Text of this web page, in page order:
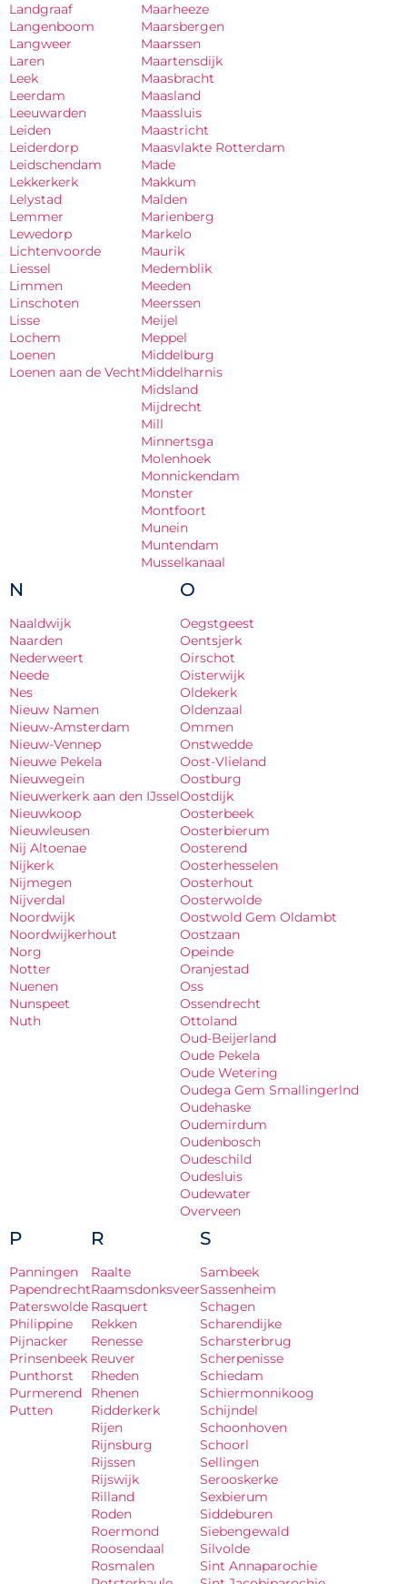
Landgraaf
Langenboom
Langweer
Laren
Leek
Leerdam
Leeuwarden
Leiden
Leiderdorp
Leidschendam
Lekkerkerk
Lelystad
Lemmer
Lewedorp
Lichtenvoorde
Liessel
Limmen
Linschoten
Lisse
Lochem
Loenen
Loenen aan de Vecht
Maarheeze
Maarsbergen
Maarssen
Maartensdijk
Maasbracht
Maasland
Maassluis
Maastricht
Maasvlakte Rotterdam
Made
Makkum
Malden
Marienberg
Markelo
Maurik
Medemblik
Meeden
Meerssen
Meijel
Meppel
Middelburg
Middelharnis
Midsland
Mijdrecht
Mill
Minnertsga
Molenhoek
Monnickendam
Monster
Montfoort
Munein
Muntendam
Musselkanaal
N
Naaldwijk
Naarden
Nederweert
Neede
Nes
Nieuw Namen
Nieuw-Amsterdam
Nieuw-Vennep
Nieuwe Pekela
Nieuwegein
Nieuwerkerk aan den IJssel
Nieuwkoop
Nieuwleusen
Nij Altoenae
Nijkerk
Nijmegen
Nijverdal
Noordwijk
Noordwijkerhout
Norg
Notter
Nuenen
Nunspeet
Nuth
O
Oegstgeest
Oentsjerk
Oirschot
Oisterwijk
Oldekerk
Oldenzaal
Ommen
Onstwedde
Oost-Vlieland
Oostburg
Oostdijk
Oosterbeek
Oosterbierum
Oosterend
Oosterhesselen
Oosterhout
Oosterwolde
Oostwold Gem Oldambt
Oostzaan
Opeinde
Oranjestad
Oss
Ossendrecht
Ottoland
Oud-Beijerland
Oude Pekela
Oude Wetering
Oudega Gem Smallingerlnd
Oudehaske
Oudemirdum
Oudenbosch
Oudeschild
Oudesluis
Oudewater
Overveen
P
Panningen
Papendrecht
Paterswolde
Philippine
Pijnacker
Prinsenbeek
Punthorst
Purmerend
Putten
R
Raalte
Raamsdonksveer
Rasquert
Rekken
Renesse
Reuver
Rheden
Rhenen
Ridderkerk
Rijen
Rijnsburg
Rijssen
Rijswijk
Rilland
Roden
Roermond
Roosendaal
Rosmalen
S
Sambeek
Sassenheim
Schagen
Scharendijke
Scharsterbrug
Scherpenisse
Schiedam
Schiermonnikoog
Schijndel
Schoonhoven
Schoorl
Sellingen
Serooskerke
Sexbierum
Siddeburen
Siebengewald
Silvolde
Sint Annaparochie